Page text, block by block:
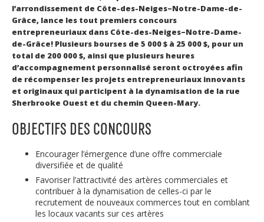
l’arrondissement de Côte-des-Neiges–Notre-Dame-de-
Grâce, lance les tout premiers concours
entrepreneuriaux dans Côte-des-Neiges–Notre-Dame-
de-Grâce! Plusieurs bourses de 5 000 $ à 25 000 $, pour un
total de 200 000 $, ainsi que plusieurs heures
d’accompagnement personnalisé seront octroyées afin
de récompenser les projets entrepreneuriaux innovants
et originaux qui participent à la dynamisation de la rue
Sherbrooke Ouest et du chemin Queen-Mary.
OBJECTIFS DES CONCOURS
Encourager l’émergence d’une offre commerciale
diversifiée et de qualité
Favoriser l’attractivité des artères commerciales et
contribuer à la dynamisation de celles-ci par le
recrutement de nouveaux commerces tout en comblant
les locaux vacants sur ces artères